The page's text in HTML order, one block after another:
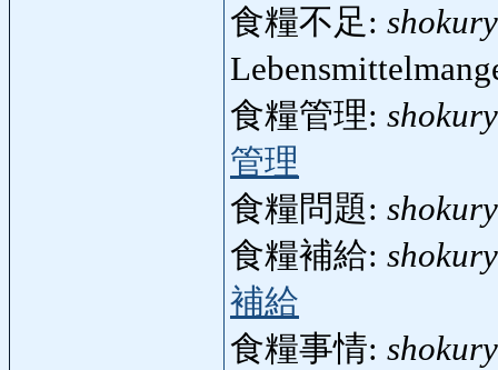
食糧不足:
食糧管理:
管理
食糧問題:
食糧補給:
補給
食糧事情: